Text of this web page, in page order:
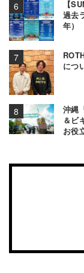
【
過去
年）
につ
沖縄
＆ビ
お役